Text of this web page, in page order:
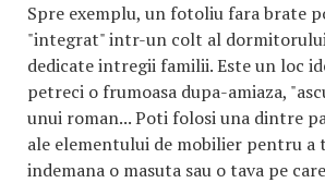
Spre exemplu, un fotoliu fara brate
"integrat" intr-un colt al dormitorului
dedicate intregii familii. Este un loc
petreci o frumoasa dupa-amiaza,
unui roman... Poti folosi una dintre
ale elementului de mobilier pentru a
indemana o masuta sau o tava pe